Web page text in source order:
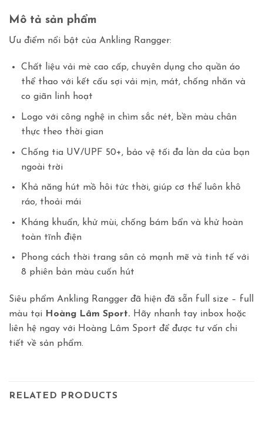
Mô tả sản phẩm
Ưu điểm nổi bật của Ankling Rangger:
Chất liệu vải mè cao cấp, chuyên dụng cho quần áo
thể thao với kết cấu sợi vải mịn, mát, chống nhăn và
co giãn linh hoạt
Logo với công nghệ in chìm sắc nét, bền màu chân
thực theo thời gian
Chống tia UV/UPF 50+, bảo vệ tối đa làn da của bạn
ngoài trời
Khả năng hút mồ hôi tức thời, giúp cơ thể luôn khô
ráo, thoải mái
Kháng khuẩn, khử mùi, chống bám bẩn và khử hoàn
toàn tĩnh điện
Phong cách thời trang sân cỏ mạnh mẽ và tinh tế với
8 phiên bản màu cuốn hút
Siêu phẩm Ankling Rangger đã hiện đã sẵn full size – full
màu tại Hoàng Lâm Sport. Hãy nhanh tay inbox hoặc
liên hệ ngay với Hoàng Lâm Sport để được tư vấn chi
tiết về sản phẩm.
RELATED PRODUCTS